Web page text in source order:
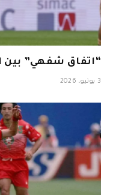
“اتفاق شفهي” بين
3 يونيو، 2026